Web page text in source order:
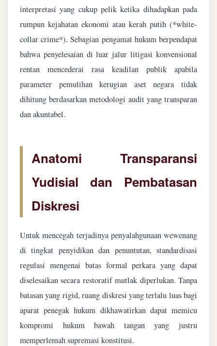
interpretasi yang cukup pelik ketika dihadapkan pada
rumpun kejahatan ekonomi atau kerah putih (*white-
collar crime*). Sebagian pengamat hukum berpendapat
bahwa penyelesaian di luar jalur litigasi konvensional
rentan mencederai rasa keadilan publik apabila
parameter pemulihan kerugian aset negara tidak
dihitung berdasarkan metodologi audit yang transparan
dan akuntabel.
Anatomi Transparansi
Yudisial dan Pembatasan
Diskresi
Untuk mencegah terjadinya penyalahgunaan wewenang
di tingkat penyidikan dan penuntutan, standardisasi
regulasi mengenai batas formal perkara yang dapat
diselesaikan secara restoratif mutlak diperlukan. Tanpa
batasan yang rigid, ruang diskresi yang terlalu luas bagi
aparat penegak hukum dikhawatirkan dapat memicu
kompromi hukum bawah tangan yang justru
memperlemah supremasi konstitusi.